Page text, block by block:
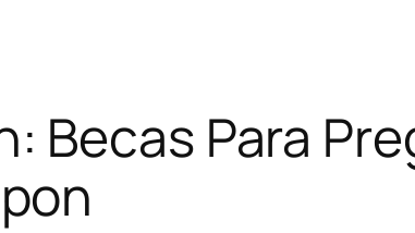
Becas Para